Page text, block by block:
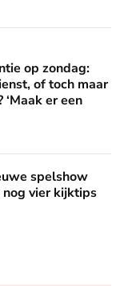
naar een
op zondag:
of toch maar
er een
AVROTROS
spelshow
nog vier kijktips